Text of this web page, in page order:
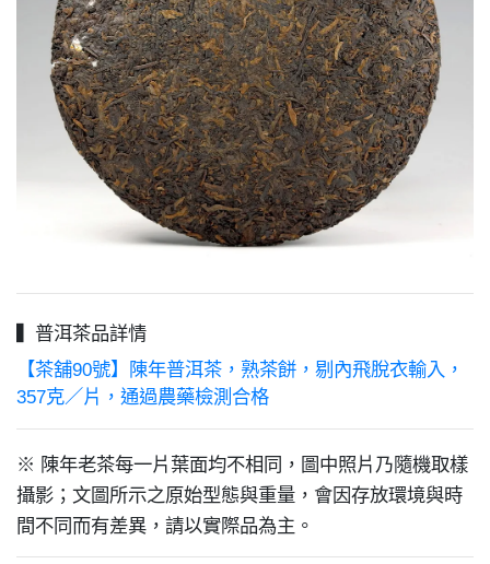
▍普洱茶品詳情
【茶舖90號】陳年普洱茶，熟茶餅，剔內飛脫衣輸入，
357克／片，通過農藥檢測合格
※ 陳年老茶每一片葉面均不相同，圖中照片乃隨機取樣
攝影；文圖所示之原始型態與重量，會因存放環境與時
間不同而有差異，請以實際品為主。